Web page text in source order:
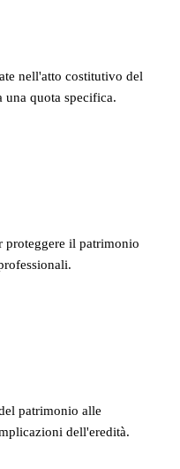
nell'atto costitutivo del
quota specifica.
proteggere il patrimonio
patrimonio alle
dell'eredità.